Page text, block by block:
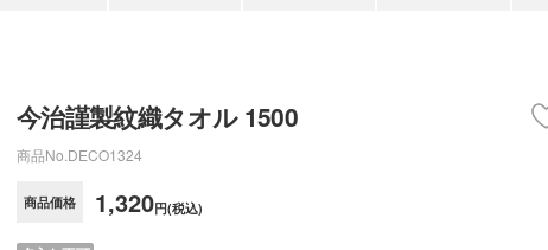
今治謹製紋織タオル 1500
商品No. DECO1324
商品価格 1,320円(税込)